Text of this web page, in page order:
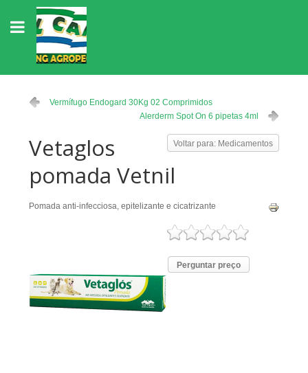
Vermífugo Endogard 30Kg 02 Comprimidos
Alerderm Spot On 6 pipetas 4ml
Voltar para: Medicamentos
Vetaglos
pomada Vetnil
Pomada anti-infecciosa, epitelizante e cicatrizante
Perguntar preço